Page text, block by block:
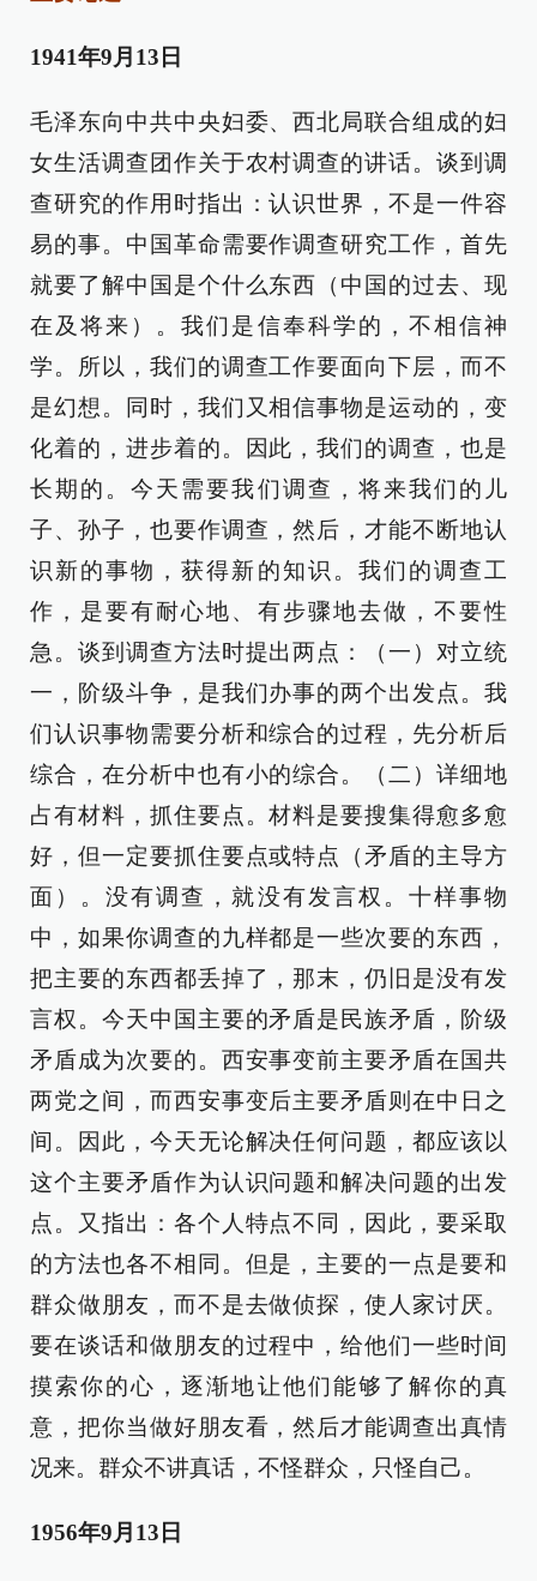
1941年9月13日
毛泽东向中共中央妇委、西北局联合组成的妇
女生活调查团作关于农村调查的讲话。谈到调
查研究的作用时指出：认识世界，不是一件容
易的事。中国革命需要作调查研究工作，首先
就要了解中国是个什么东西（中国的过去、现
在及将来）。我们是信奉科学的，不相信神
学。所以，我们的调查工作要面向下层，而不
是幻想。同时，我们又相信事物是运动的，变
化着的，进步着的。因此，我们的调查，也是
长期的。今天需要我们调查，将来我们的儿
子、孙子，也要作调查，然后，才能不断地认
识新的事物，获得新的知识。我们的调查工
作，是要有耐心地、有步骤地去做，不要性
急。谈到调查方法时提出两点：（一）对立统
一，阶级斗争，是我们办事的两个出发点。我
们认识事物需要分析和综合的过程，先分析后
综合，在分析中也有小的综合。（二）详细地
占有材料，抓住要点。材料是要搜集得愈多愈
好，但一定要抓住要点或特点（矛盾的主导方
面）。没有调查，就没有发言权。十样事物
中，如果你调查的九样都是一些次要的东西，
把主要的东西都丢掉了，那末，仍旧是没有发
言权。今天中国主要的矛盾是民族矛盾，阶级
矛盾成为次要的。西安事变前主要矛盾在国共
两党之间，而西安事变后主要矛盾则在中日之
间。因此，今天无论解决任何问题，都应该以
这个主要矛盾作为认识问题和解决问题的出发
点。又指出：各个人特点不同，因此，要采取
的方法也各不相同。但是，主要的一点是要和
群众做朋友，而不是去做侦探，使人家讨厌。
要在谈话和做朋友的过程中，给他们一些时间
摸索你的心，逐渐地让他们能够了解你的真
意，把你当做好朋友看，然后才能调查出真情
况来。群众不讲真话，不怪群众，只怪自己。
1956年9月13日